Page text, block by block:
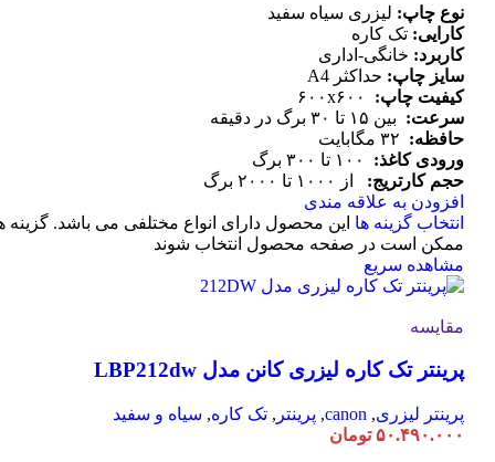
نوع چاپ: لیزری سیاه سفید
کارایی: تک کاره
کاربرد: خانگی-اداری
سایز چاپ: حداکثر A4
کیفیت چاپ:
۶۰۰x۶۰۰
سرعت: بین ۱۵ تا ۳۰ برگ در دقیقه
حافظه: ۳۲ مگابایت
ورودی کاغذ:
۱۰۰ تا ۳۰۰ برگ
حجم کارتریج:
از ۱۰۰۰ تا ۲۰۰۰ برگ
افزودن به علاقه مندی
انتخاب گزینه ها این محصول دارای انواع مختلفی می باشد. گزینه
ممکن است در صفحه محصول انتخاب شوند
مشاهده سریع
مقایسه
پرینتر تک کاره لیزری کانن مدل LBP212dw
پرینتر لیزری,
canon
, پرینتر , تک کاره, سیاه و سفید
۵۰.۴۹۰.۰۰۰ تومان